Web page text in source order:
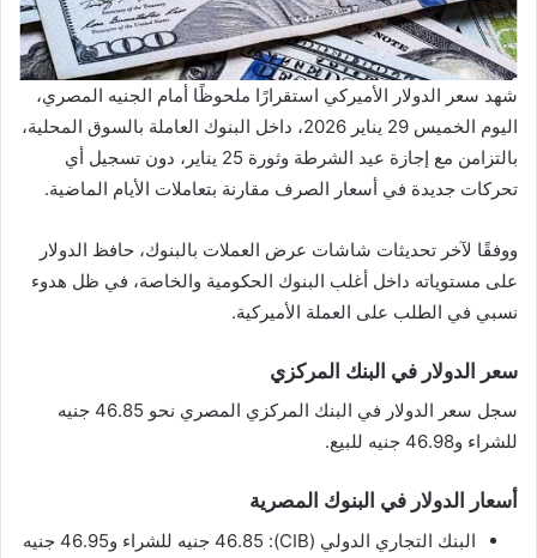
شهد سعر الدولار الأميركي استقرارًا ملحوظًا أمام الجنيه المصري،
اليوم الخميس 29 يناير 2026، داخل البنوك العاملة بالسوق المحلية،
بالتزامن مع إجازة عيد الشرطة وثورة 25 يناير، دون تسجيل أي
تحركات جديدة في أسعار الصرف مقارنة بتعاملات الأيام الماضية.
ووفقًا لآخر تحديثات شاشات عرض العملات بالبنوك، حافظ الدولار
على مستوياته داخل أغلب البنوك الحكومية والخاصة، في ظل هدوء
نسبي في الطلب على العملة الأميركية.
سعر الدولار في البنك المركزي
سجل سعر الدولار في البنك المركزي المصري نحو 46.85 جنيه
للشراء و46.98 جنيه للبيع.
أسعار الدولار في البنوك المصرية
البنك التجاري الدولي (CIB): 46.85 جنيه للشراء و46.95 جنيه